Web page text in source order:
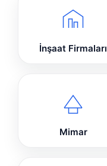
İnşaat Firmaları
Mimar